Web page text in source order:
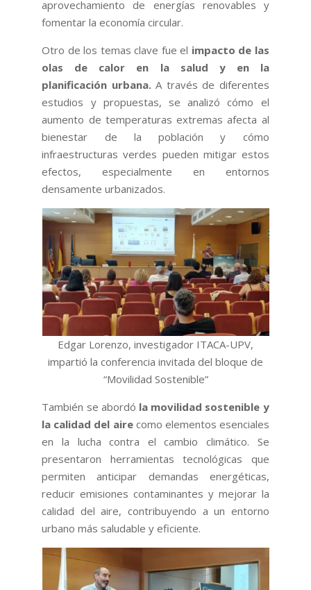
aprovechamiento de energías renovables y
fomentar la economía circular.
Otro de los temas clave fue el impacto de las
olas de calor en la salud y en la
planificación urbana.A través de diferentes
estudios y propuestas, se analizó cómo el
aumento de temperaturas extremas afecta al
bienestar de la población y cómo
infraestructuras verdes pueden mitigar estos
efectos, especialmente en entornos
densamente urbanizados.
Edgar Lorenzo, investigador ITACA-UPV,
impartió la conferencia invitada del bloque de
“Movilidad Sostenible”
También se abordó la movilidad sostenible y
la calidad del airecomo elementos esenciales
en la lucha contra el cambio climático. Se
presentaron herramientas tecnológicas que
permiten anticipar demandas energéticas,
reducir emisiones contaminantes y mejorar la
calidad del aire, contribuyendo a un entorno
urbano más saludable y eficiente.